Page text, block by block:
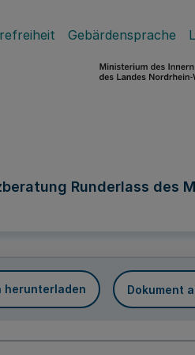
Gebärdensprache
Runderlass des
herunterladen Dokument